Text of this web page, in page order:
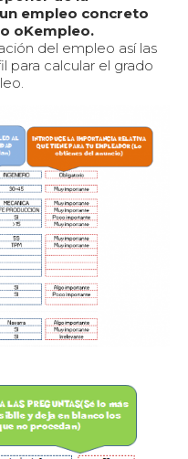
empleo concreto
oKempleo.
del empleo así las
para calcular el grado